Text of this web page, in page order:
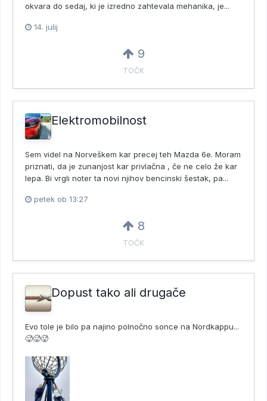
okvara do sedaj, ki je izredno zahtevala mehanika, je...
14. julij
9
TOČK
Elektromobilnost
Sem videl na Norveškem kar precej teh Mazda 6e. Moram
priznati, da je zunanjost kar privlačna , če ne celo že kar
lepa. Bi vrgli noter ta novi njihov bencinski šestak, pa...
petek ob 13:27
8
TOČK
Dopust tako ali drugače
Evo tole je bilo pa najino polnočno sonce na Nordkappu...
🥵🥵🥵